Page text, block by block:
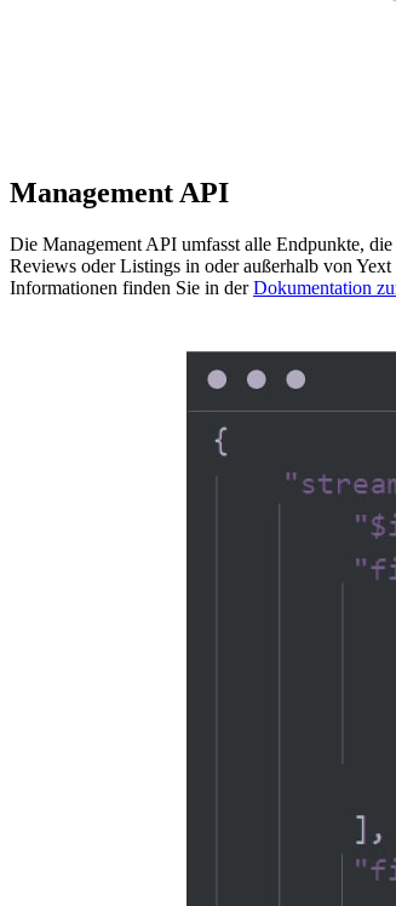
Management API
Die Management API umfasst alle Endpunkte,
Reviews oder Listings in oder außerhalb von
Informationen finden Sie in derDokumentation